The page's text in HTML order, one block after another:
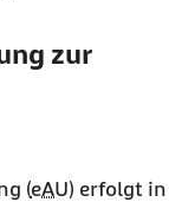
zur
(eAU) erfolgt in